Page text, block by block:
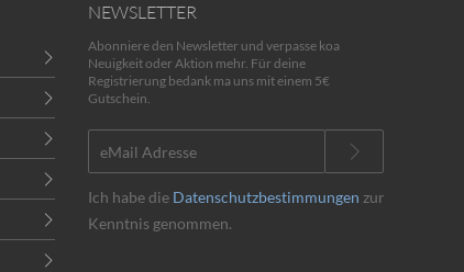
NEWSLETTER
Abonniere den Newsletter und verpasse koa
Neuigkeit oder Aktion mehr. Für deine
Registrierung bedank ma uns mit einem 5€
Gutschein.
Ich habe die Datenschutzbestimmungen zur
Kenntnis genommen.